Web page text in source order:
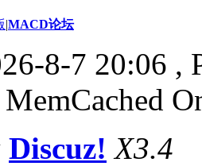
|MACD论坛
8-7 20:06 ,
Discuz! X3.4